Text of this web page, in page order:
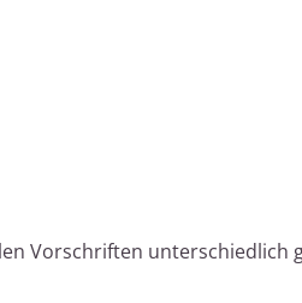
Vorschriften unterschiedlich